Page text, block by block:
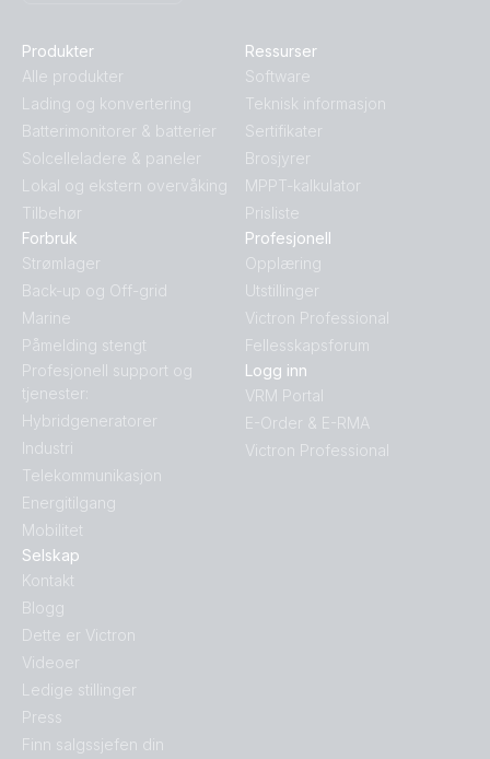
Produkter
Alle produkter
Lading og konvertering
Batterimonitorer & batterier
Solcelleladere & paneler
Lokal og ekstern overvåking
Tilbehør
Forbruk
Strømlager
Back-up og Off-grid
Marine
Påmelding stengt
Profesjonell support og
tjenester:
Hybridgeneratorer
Industri
Telekommunikasjon
Energitilgang
Mobilitet
Selskap
Kontakt
Blogg
Dette er Victron
Videoer
Ledige stillinger
Press
Finn salgssjefen din
Ressurser
Software
Teknisk informasjon
Sertifikater
Brosjyrer
MPPT-kalkulator
Prisliste
Profesjonell
Opplæring
Utstillinger
Victron Professional
Fellesskapsforum
Logg inn
VRM Portal
E-Order & E-RMA
Victron Professional